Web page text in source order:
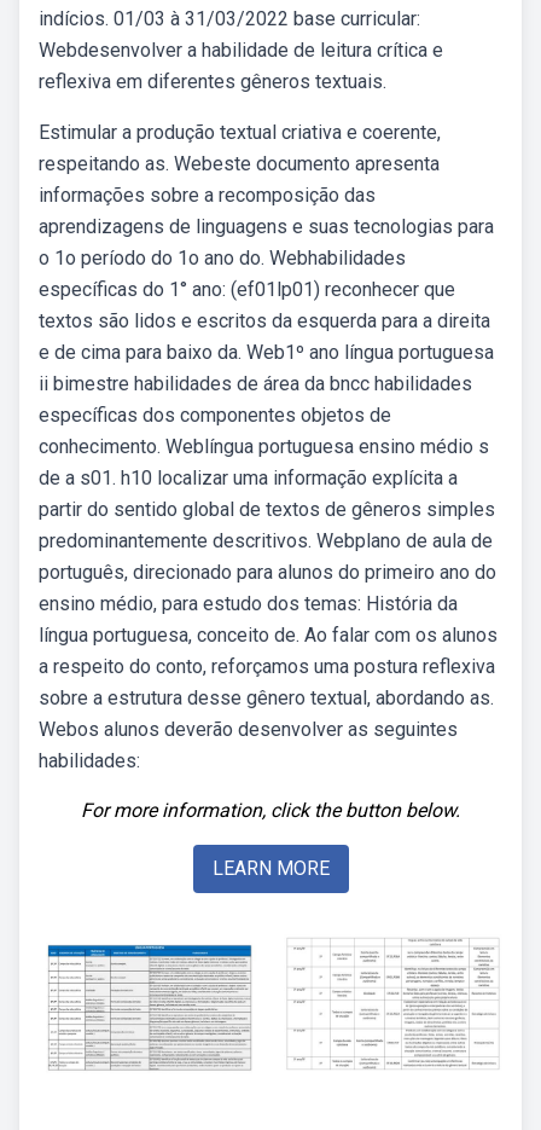
indícios. 01/03 à 31/03/2022 base curricular:
Webdesenvolver a habilidade de leitura crítica e
reflexiva em diferentes gêneros textuais.
Estimular a produção textual criativa e coerente,
respeitando as. Webeste documento apresenta
informações sobre a recomposição das
aprendizagens de linguagens e suas tecnologias para
o 1o período do 1o ano do. Webhabilidades
específicas do 1° ano: (ef01lp01) reconhecer que
textos são lidos e escritos da esquerda para a direita
e de cima para baixo da. Web1º ano língua portuguesa
ii bimestre habilidades de área da bncc habilidades
específicas dos componentes objetos de
conhecimento. Weblíngua portuguesa ensino médio s
de a s01. h10 localizar uma informação explícita a
partir do sentido global de textos de gêneros simples
predominantemente descritivos. Webplano de aula de
português, direcionado para alunos do primeiro ano do
ensino médio, para estudo dos temas: História da
língua portuguesa, conceito de. Ao falar com os alunos
a respeito do conto, reforçamos uma postura reflexiva
sobre a estrutura desse gênero textual, abordando as.
Webos alunos deverão desenvolver as seguintes
habilidades:
For more information, click the button below.
LEARN MORE